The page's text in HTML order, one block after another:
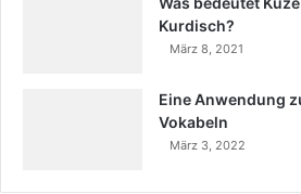
Kurdisch?
März 8, 2021
Eine Anwendung
Vokabeln
März 3, 2022